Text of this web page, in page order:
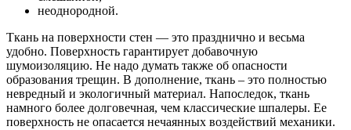
неоднородной.
Ткань на поверхности стен — это празднично и весьма
удобно. Поверхность гарантирует добавочную
шумоизоляцию. Не надо думать также об опасности
образования трещин. В дополнение, ткань – это полностью
невредный и экологичный материал. Напоследок, ткань
намного более долговечная, чем классические шпалеры. Ее
поверхность не опасается нечаянных воздействий механики.